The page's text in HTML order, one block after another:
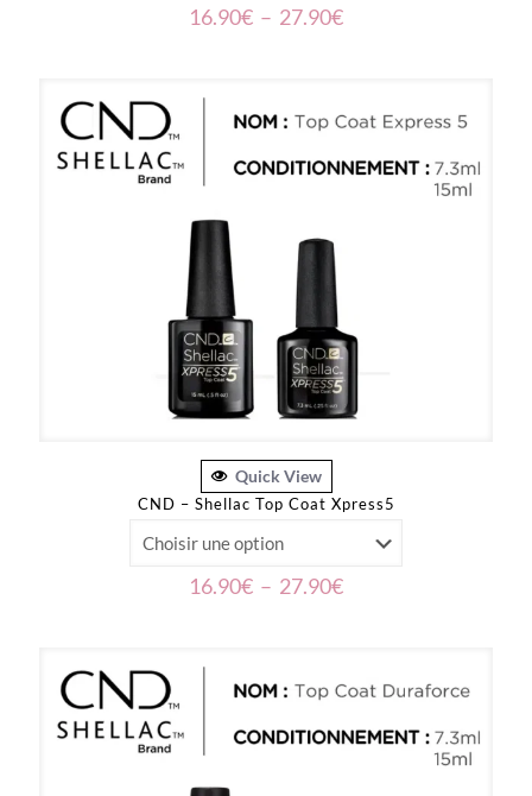
16.90€ – 27.90€Plage
27.90€
Quick View
CND – Shellac Top Coat Xpress5
16.90€ – 27.90€Plage
27.90€